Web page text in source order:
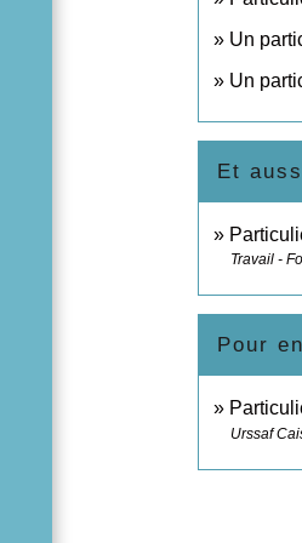
Un
Un
Et
Travail -
Pour
Urssaf